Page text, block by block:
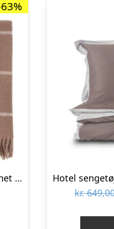
Klara uldtæppe, brun ternet – 130×180 cm.
Hotel
kr.